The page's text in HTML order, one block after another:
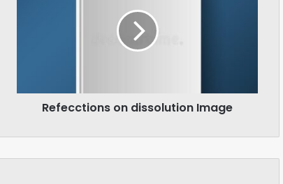
Refecctions on dissolution Image